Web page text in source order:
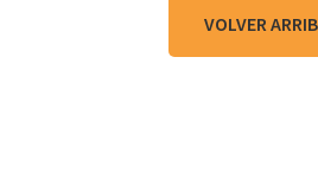
VOLVER